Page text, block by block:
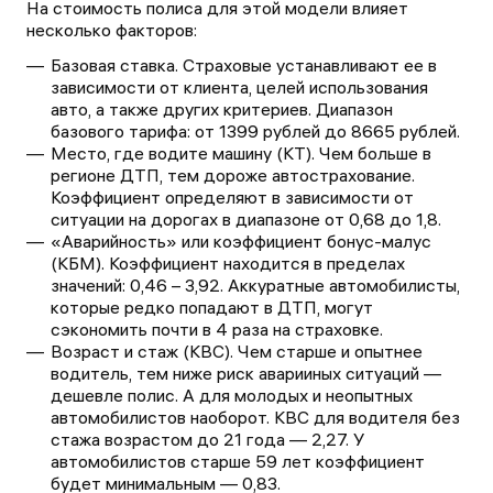
На стоимость полиса для этой модели влияет
несколько факторов:
Базовая ставка. Страховые устанавливают ее в
зависимости от клиента, целей использования
авто, а также других критериев. Диапазон
базового тарифа: от 1399 рублей до 8665 рублей.
Место, где водите машину (КТ). Чем больше в
регионе ДТП, тем дороже автострахование.
Коэффициент определяют в зависимости от
ситуации на дорогах в диапазоне от 0,68 до 1,8.
«Аварийность» или коэффициент бонус-малус
(КБМ). Коэффициент находится в пределах
значений: 0,46 – 3,92. Аккуратные автомобилисты,
которые редко попадают в ДТП, могут
сэкономить почти в 4 раза на страховке.
Возраст и стаж (КВС). Чем старше и опытнее
водитель, тем ниже риск аварииных ситуаций —
дешевле полис. А для молодых и неопытных
автомобилистов наоборот. КВС для водителя без
стажа возрастом до 21 года — 2,27. У
автомобилистов старше 59 лет коэффициент
будет минимальным — 0,83.